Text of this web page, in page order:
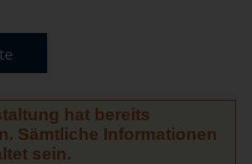
hat bereits
Sämtliche Informationen
sein.